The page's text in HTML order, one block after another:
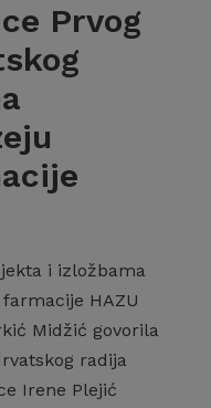
Prvog
i izložbama
HAZU
Midžić govorila
radija
Irene Plejić